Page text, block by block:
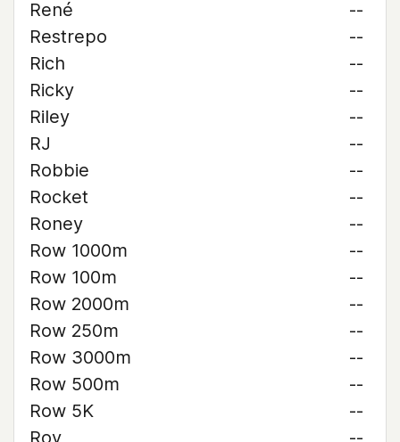
René
--
Restrepo
--
Rich
--
Ricky
--
Riley
--
RJ
--
Robbie
--
Rocket
--
Roney
--
Row 1000m
--
Row 100m
--
Row 2000m
--
Row 250m
--
Row 3000m
--
Row 500m
--
Row 5K
--
Roy
--